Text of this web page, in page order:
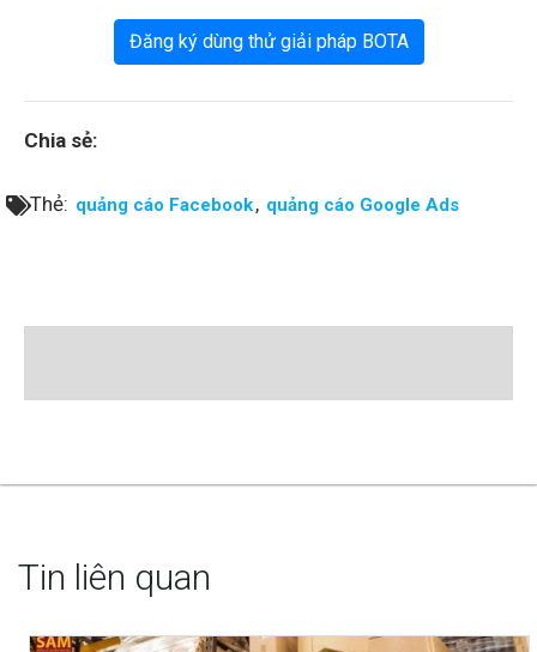
Đăng ký dùng thử giải pháp BOTA
Chia sẻ:
Thẻ: quảng cáo Facebook, quảng cáo Google Ads
Tin liên quan